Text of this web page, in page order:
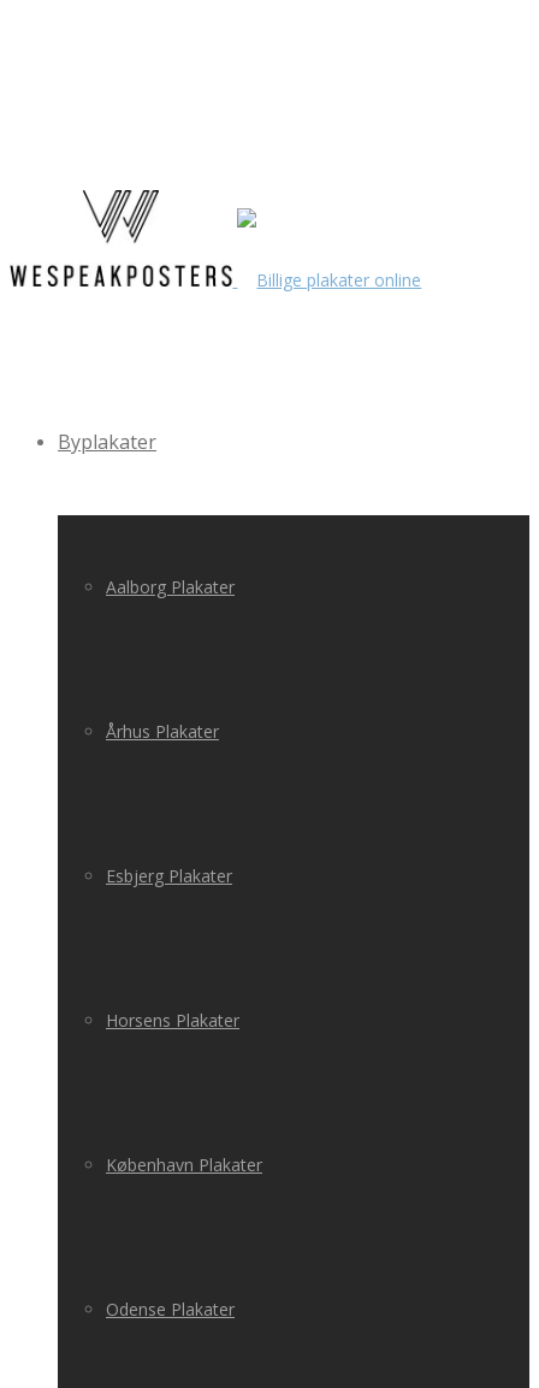
Byplakater
Aalborg Plakater
Århus Plakater
Esbjerg Plakater
Horsens Plakater
København Plakater
Odense Plakater